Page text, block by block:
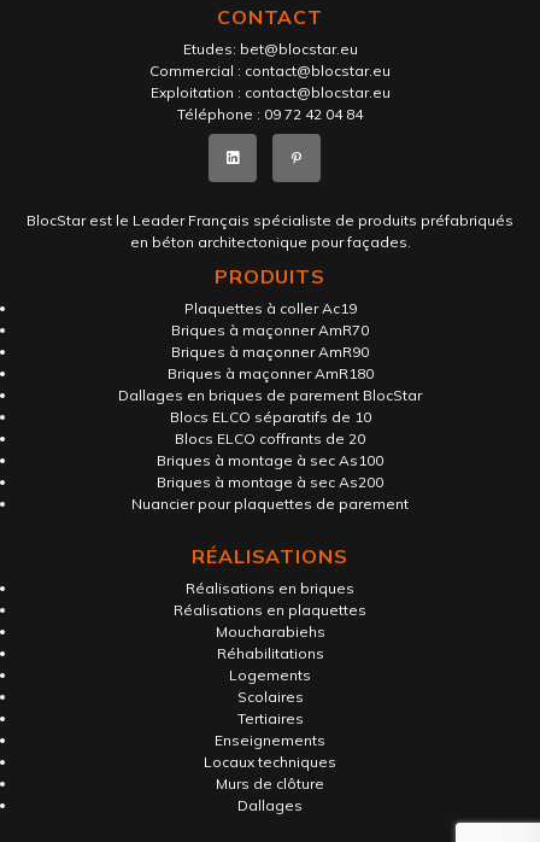
CONTACT
Etudes: bet@blocstar.eu
Commercial : contact@blocstar.eu
Exploitation : contact@blocstar.eu
Téléphone : 09 72 42 04 84
BlocStar est le Leader Français spécialiste de produits préfabriqués
en béton architectonique pour façades.
PRODUITS
Plaquettes à coller Ac19
Briques à maçonner AmR70
Briques à maçonner AmR90
Briques à maçonner AmR180
Dallages en briques de parement BlocStar
Blocs ELCO séparatifs de 10
Blocs ELCO coffrants de 20
Briques à montage à sec As100
Briques à montage à sec As200
Nuancier pour plaquettes de parement
RÉALISATIONS
Réalisations en briques
Réalisations en plaquettes
Moucharabiehs
Réhabilitations
Logements
Scolaires
Tertiaires
Enseignements
Locaux techniques
Murs de clôture
Dallages